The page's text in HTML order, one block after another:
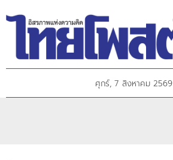
ศุกร์, 7 สิงหาคม 2569